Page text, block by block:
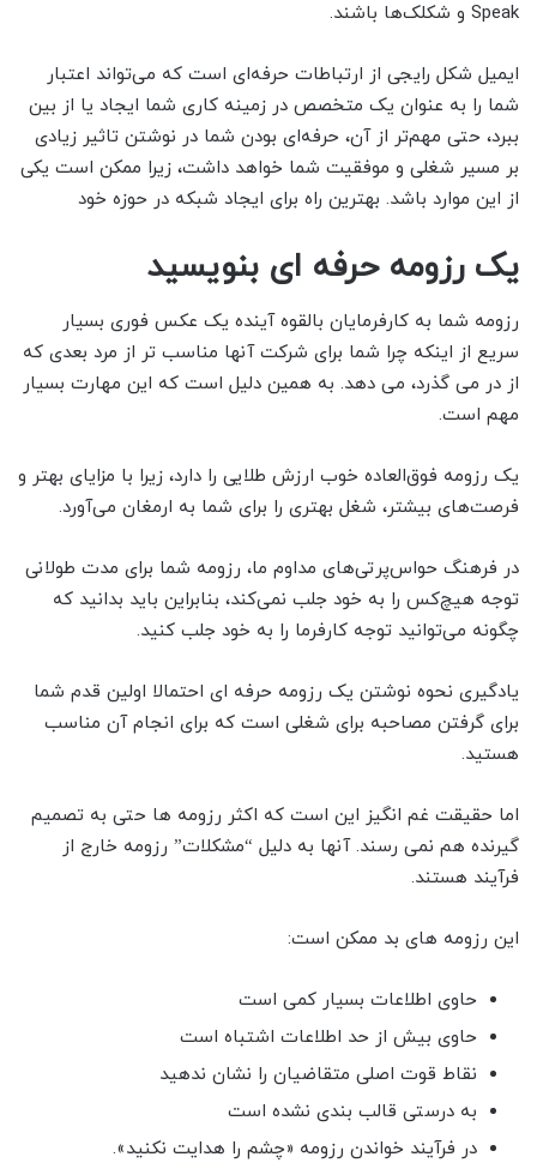
Speak و شکلک‌ها باشند.
ایمیل شکل رایجی از ارتباطات حرفه‌ای است که می‌تواند اعتبار
شما را به عنوان یک متخصص در زمینه کاری شما ایجاد یا از بین
ببرد، حتی مهم‌تر از آن، حرفه‌ای بودن شما در نوشتن تاثیر زیادی
بر مسیر شغلی و موفقیت شما خواهد داشت، زیرا ممکن است یکی
از این موارد باشد. بهترین راه برای ایجاد شبکه در حوزه خود
یک رزومه حرفه ای بنویسید
رزومه شما به کارفرمایان بالقوه آینده یک عکس فوری بسیار
سریع از اینکه چرا شما برای شرکت آنها مناسب تر از مرد بعدی که
از در می گذرد، می دهد. به همین دلیل است که این مهارت بسیار
مهم است.
یک رزومه فوق‌العاده خوب ارزش طلایی را دارد، زیرا با مزایای بهتر و
فرصت‌های بیشتر، شغل بهتری را برای شما به ارمغان می‌آورد.
در فرهنگ حواس‌پرتی‌های مداوم ما، رزومه شما برای مدت طولانی
توجه هیچ‌کس را به خود جلب نمی‌کند، بنابراین باید بدانید که
چگونه می‌توانید توجه کارفرما را به خود جلب کنید.
یادگیری نحوه نوشتن یک رزومه حرفه ای احتمالا اولین قدم شما
برای گرفتن مصاحبه برای شغلی است که برای انجام آن مناسب
هستید.
اما حقیقت غم انگیز این است که اکثر رزومه ها حتی به تصمیم
گیرنده هم نمی رسند. آنها به دلیل “مشکلات” رزومه خارج از
فرآیند هستند.
این رزومه های بد ممکن است:
حاوی اطلاعات بسیار کمی است
حاوی بیش از حد اطلاعات اشتباه است
نقاط قوت اصلی متقاضیان را نشان ندهید
به درستی قالب بندی نشده است
در فرآیند خواندن رزومه «چشم را هدایت نکنید».